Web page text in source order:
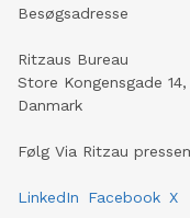
Besøgsadresse
Ritzaus Bureau
Store Kongensgade
Danmark
Følg Via Ritzau
LinkedIn Facebook X